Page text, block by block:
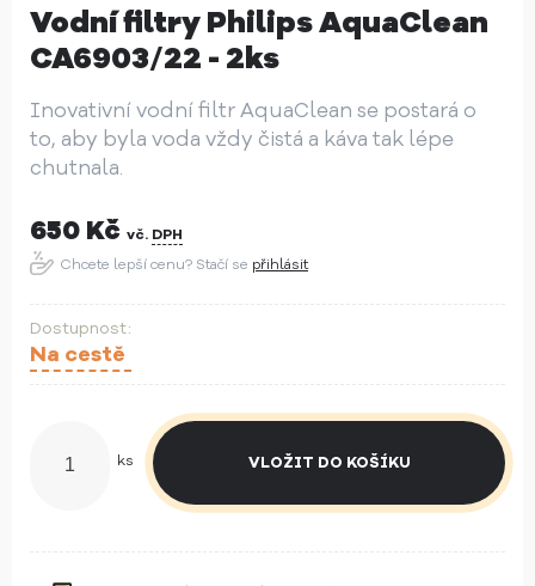
Vodní filtry Philips AquaClean
CA6903/22 - 2ks
Inovativní vodní filtr AquaClean se postará o
to, aby byla voda vždy čistá a káva tak lépe
chutnala.
650 Kč vč. DPH
Chcete lepší cenu? Stačí se přihlásit
Na cestě
ks